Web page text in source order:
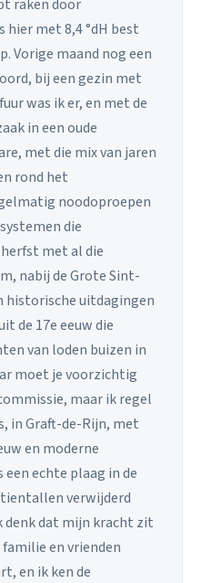
raken door
met 8,4 °dH best
Vorige maand nog een
bij een gezin met
was ik er, en met de
in een oude
met die mix van jaren
rond het
noodoproepen
die
met al die
nabij de Grote Sint-
historische uitdagingen
de 17e eeuw die
van loden buizen in
moet je voorzichtig
maar ik regel
in Graft-de-Rijn, met
en moderne
echte plaag in de
verwijderd
dat mijn kracht zit
en vrienden
en ik ken de